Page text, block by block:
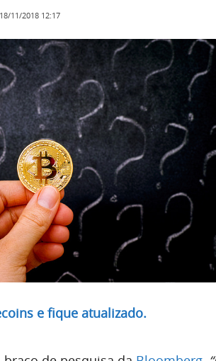
18/11/2018 12:17
e fique atualizado.